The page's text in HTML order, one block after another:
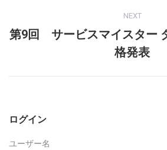
NEXT
Next
post:
第9回 サービスマイスター
格発表
ログイン
ユーザー名